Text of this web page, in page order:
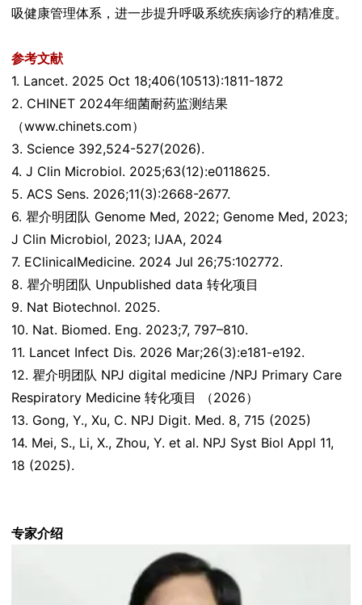
吸健康管理体系，进一步提升呼吸系统疾病诊疗的精准度。
参考文献
1. Lancet. 2025 Oct 18;406(10513):1811-1872
2. CHINET 2024年细菌耐药监测结果
（www.chinets.com）
3. Science 392,524-527(2026).
4. J Clin Microbiol. 2025;63(12):e0118625.
5. ACS Sens. 2026;11(3):2668-2677.
6. 瞿介明团队 Genome Med, 2022; Genome Med, 2023;
J Clin Microbiol, 2023; IJAA, 2024
7. EClinicalMedicine. 2024 Jul 26;75:102772.
8. 瞿介明团队 Unpublished data 转化项目
9. Nat Biotechnol. 2025.
10. Nat. Biomed. Eng. 2023;7, 797–810.
11. Lancet Infect Dis. 2026 Mar;26(3):e181-e192.
12. 瞿介明团队 NPJ digital medicine /NPJ Primary Care
Respiratory Medicine 转化项目 （2026）
13. Gong, Y., Xu, C. NPJ Digit. Med. 8, 715 (2025)
14. Mei, S., Li, X., Zhou, Y. et al. NPJ Syst Biol Appl 11,
18 (2025).
专家介绍